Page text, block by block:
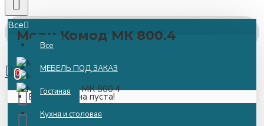
Все
Все
МЕБЕЛЬ ПОД ЗАКАЗ
Гостиная
Кухня и столовая
0 ед
0
Ваша корзина пуста!
Мори Комод МК 800.4